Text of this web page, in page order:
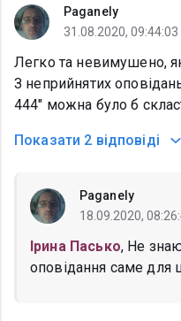
Paganely
31.08.2020, 09:44:03
Легко та невимушено,
З неприйнятих
444" можна було б
Показати 2 відповіді
Paganely
18.09.2020,
Ірина Пасько, Не
оповідання саме для